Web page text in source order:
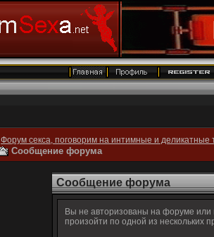
Форум секса, поговорим на интимные и деликатные
Сообщение форума
Сообщение форума
Вы не авторизованы на форуме или
произойти по одной из нескольких